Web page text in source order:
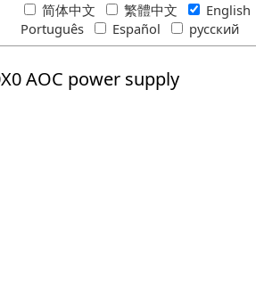
简体中文 繁體中文 English
Português
Español русский